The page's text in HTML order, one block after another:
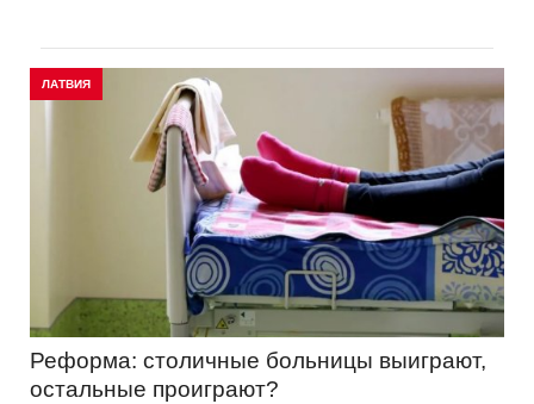
ЛАТВИЯ
Реформа: столичные больницы выиграют,
остальные проиграют?